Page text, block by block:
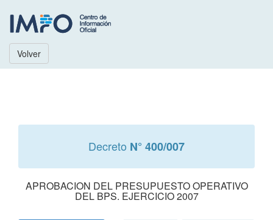
Volver
Decreto N° 400/007
APROBACION DEL PRESUPUESTO OPERATIVO
DEL BPS. EJERCICIO 2007